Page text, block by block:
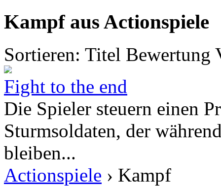
Kampf aus Actionspiele
Sortieren: Titel Bewertung
Fight to the end
Die Spieler steuern einen
Sturmsoldaten, der
bleiben...
Actionspiele › Kampf